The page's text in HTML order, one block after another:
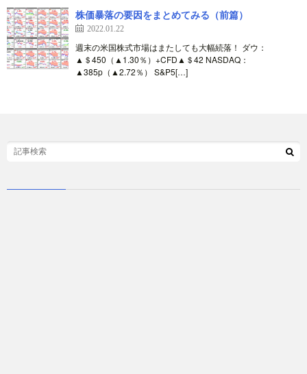
株価暴落の要因をまとめてみる（前篇）
2022.01.22
週末の米国株式市場はまたしても大幅続落！ ダウ：
▲＄450（▲1.30％）+CFD▲＄42 NASDAQ：
▲385p（▲2.72％） S&P5[…]